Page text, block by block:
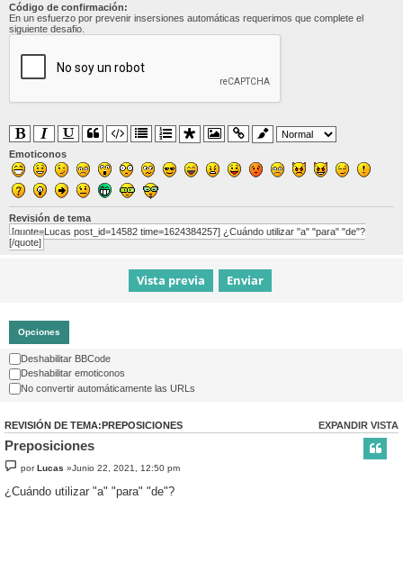
Código de confirmación:
En un esfuerzo por prevenir insersiones automáticas requerimos que complete el
siguiente desafio.
Emoticonos
Revisión de tema
[quote=Lucas post_id=14582 time=1624384257] ¿Cuándo utilizar "a" "para" "de"?
[/quote]
Opciones
Deshabilitar BBCode
Deshabilitar emoticonos
No convertir automáticamente las URLs
EXPANDIR VISTA
REVISIÓN DE TEMA:PREPOSICIONES
Preposiciones
porLucas »Junio 22, 2021, 12:50 pm
¿Cuándo utilizar "a" "para" "de"?